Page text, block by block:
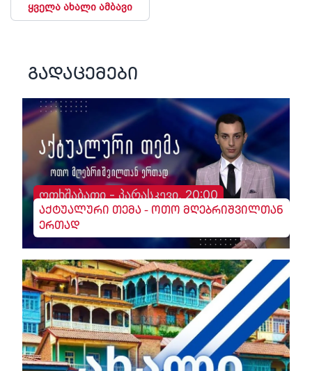
ყველა ახალი ამბავი
გადაცემები
ოთხშაბათი - პარასკევი, 20:00
აქტუალური თემა - ოთო მღებრიშვილთან
ერთად